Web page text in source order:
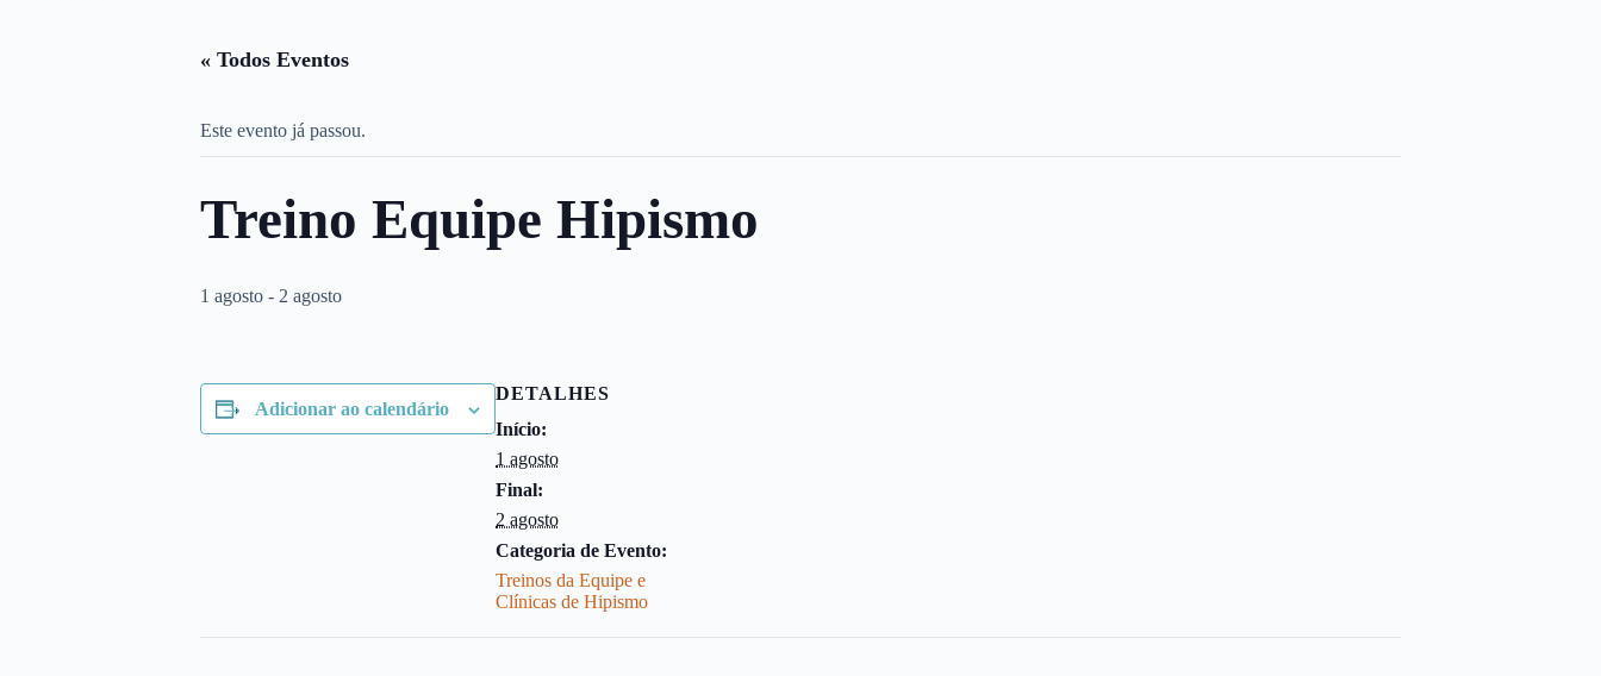
« Todos Eventos
Este evento já passou.
Treino Equipe Hipismo
1 agosto - 2 agosto
Adicionar ao calendário
DETALHES
Início:
1 agosto
Final:
2 agosto
Categoria de Evento:
Treinos da Equipe e
Clínicas de Hipismo